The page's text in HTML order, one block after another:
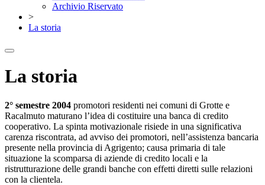
Archivio Riservato
>
La storia
La storia
2° semestre 2004 promotori residenti nei comuni di Grotte e
Racalmuto maturano l’idea di costituire una banca di credito
cooperativo. La spinta motivazionale risiede in una significativa
carenza riscontrata, ad avviso dei promotori, nell’assistenza bancaria
presente nella provincia di Agrigento; causa primaria di tale
situazione la scomparsa di aziende di credito locali e la
ristrutturazione delle grandi banche con effetti diretti sulle relazioni
con la clientela.